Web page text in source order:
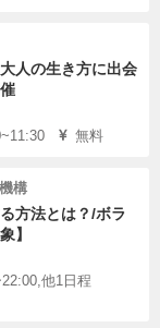
人の生き方に出会
無料
構
方法とは？/ボラ
】
他1日程